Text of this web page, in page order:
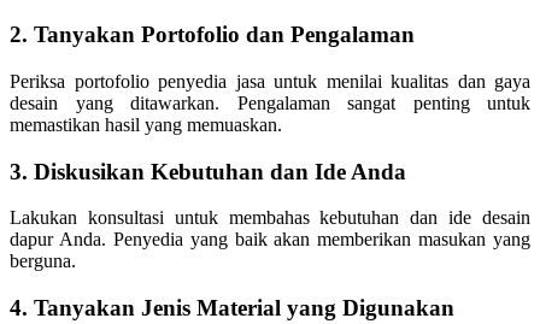
2. Tanyakan Portofolio dan Pengalaman
Periksa portofolio penyedia jasa untuk menilai kualitas dan gaya
desain yang ditawarkan. Pengalaman sangat penting untuk
memastikan hasil yang memuaskan.
3. Diskusikan Kebutuhan dan Ide Anda
Lakukan konsultasi untuk membahas kebutuhan dan ide desain
dapur Anda. Penyedia yang baik akan memberikan masukan yang
berguna.
4. Tanyakan Jenis Material yang Digunakan